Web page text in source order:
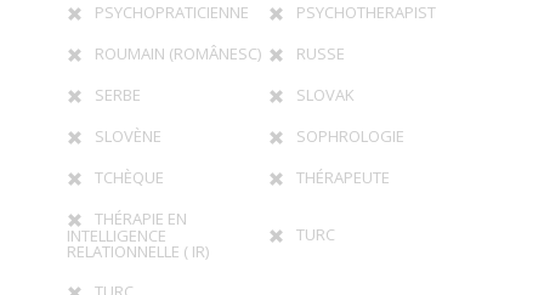
PSYCHOPRATICIENNE
PSYCHOTHERAPIST
ROUMAIN (ROMÂNESC)
RUSSE
SERBE
SLOVAK
SLOVÈNE
SOPHROLOGIE
TCHÈQUE
THÉRAPEUTE
THÉRAPIE EN
INTELLIGENCE
RELATIONNELLE ( IR)
TURC